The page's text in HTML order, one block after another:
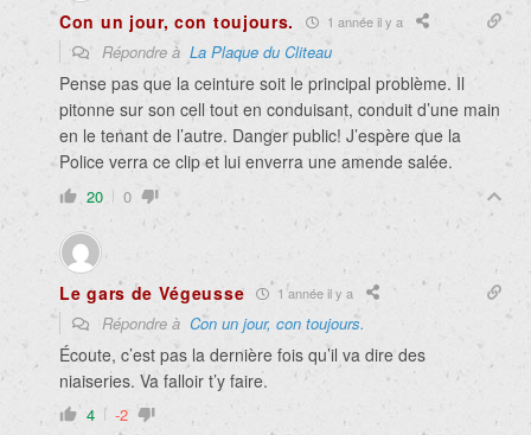
Con un jour, con toujours. 1 année il y a
Répondre à La Plaque du Cliteau
Pense pas que la ceinture soit le principal problème. Il
pitonne sur son cell tout en conduisant, conduit d’une main
en le tenant de l’autre. Danger public! J’espère que la
Police verra ce clip et lui enverra une amende salée.
20 0
Le gars de Végeusse 1 année il y a
Répondre à Con un jour, con toujours.
Écoute, c’est pas la dernière fois qu’il va dire des
niaiseries. Va falloir t’y faire.
4 -2